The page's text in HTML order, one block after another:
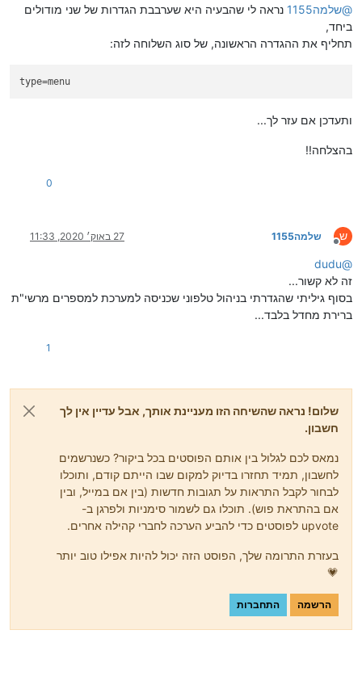
@שלמה1155
נראה לי שהבעיה היא שערבבת הגדרות של שני מודולים
ביחד,
תחליף את ההגדרה הראשונה, של סוג השלוחה לזה:
type=menu
ותעדכן אם עזר לך...
בהצלחה!!
0
ש
מנותק
שלמה1155 27 באוק׳ 2020, 11:33
@
dudu
זה לא קשור...
בסוף גיליתי שהגדרתי בניהול טלפוני שכניסה למערכת למספרים מרשי"ת
ברירת מחדל בלבד...
1
שלום! נראה שהשיחה הזו מעניינת אותך, אבל עדיין אין לך
חשבון.
נמאס לכם לגלול בין אותם הפוסטים בכל ביקור? כשנרשמים
לחשבון, תמיד תחזרו בדיוק למקום שבו הייתם קודם, ותוכלו
לבחור לקבל התראות על תגובות חדשות (בין אם במייל, ובין
אם בהתראת פוש). תוכלו גם לשמור סימניות ולפרגן ב-
upvote לפוסטים כדי להביע הערכה לחברי קהילה אחרים.
בעזרת התרומה שלך, הפוסט הזה יכול להיות אפילו טוב יותר
💗
הרשמה התחברות